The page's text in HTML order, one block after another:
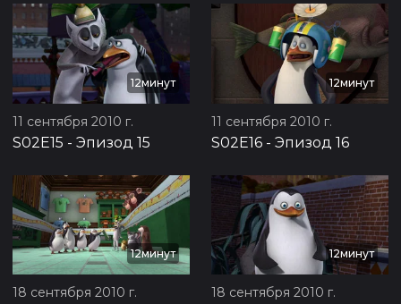
12минут
11 сентября 2010 г.
S02E15 - Эпизод 15
12минут
11 сентября 2010 г.
S02E16 - Эпизод 16
12минут
18 сентября 2010 г.
12минут
18 сентября 2010 г.